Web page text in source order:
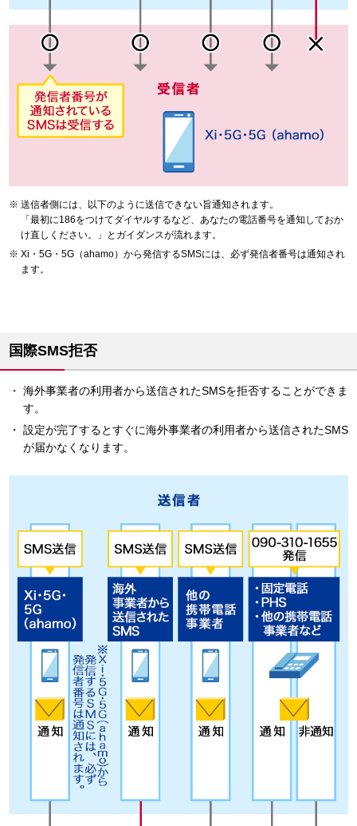
送信者側には、以下のように送信できない旨通知されます。
「最初に186をつけてダイヤルするなど、あなたの電話番号を通知しておか
け直しください。」とガイダンスが流れます。
Xi・5G・5G（ahamo）から発信するSMSには、必ず発信者番号は通知され
ます。
国際SMS拒否
海外事業者の利用者から送信されたSMSを拒否することができま
す。
設定が完了するとすぐに海外事業者の利用者から送信されたSMS
が届かなくなります。